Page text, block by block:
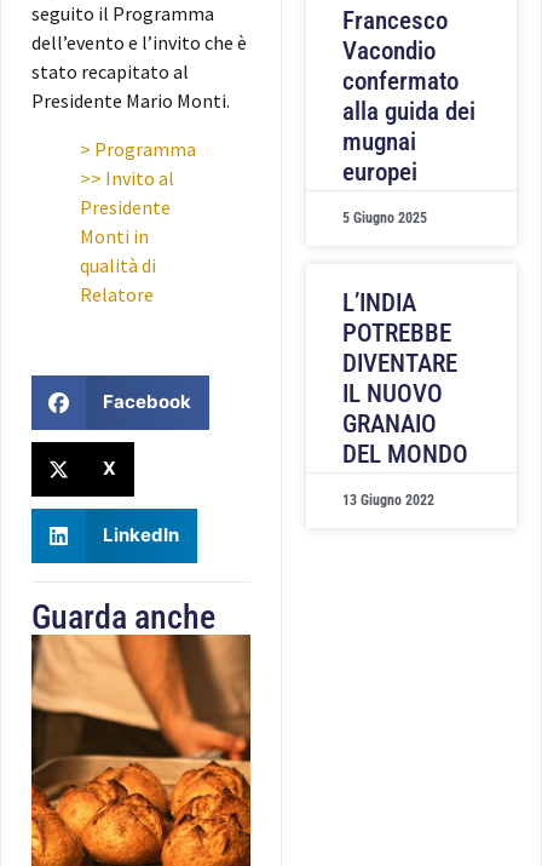
seguito il Programma
dell’evento e l’invito che è
stato recapitato al
Presidente Mario Monti.
> Programma
>> Invito al
Presidente
Monti in
qualità di
Relatore
Facebook
X
LinkedIn
Guarda anche
Francesco
Vacondio
confermato
alla guida dei
mugnai
europei
5 Giugno 2025
L’INDIA
POTREBBE
DIVENTARE
IL NUOVO
GRANAIO
DEL MONDO
13 Giugno 2022